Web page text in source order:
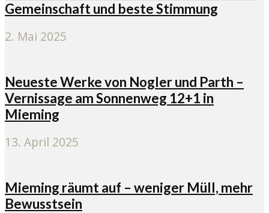
Gemeinschaft und beste Stimmung
2. Mai 2025
Neueste Werke von Nogler und Parth –
Vernissage am Sonnenweg 12+1 in
Mieming
13. April 2025
Mieming räumt auf – weniger Müll, mehr
Bewusstsein